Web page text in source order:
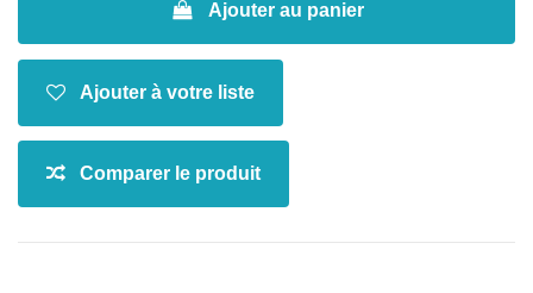
Ajouter au panier